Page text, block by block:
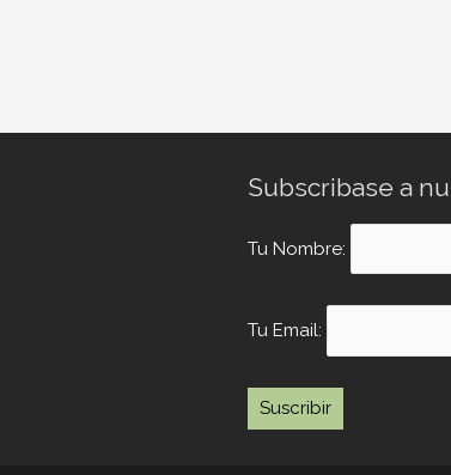
Subscribase a
Tu Nombre:
Tu Email: